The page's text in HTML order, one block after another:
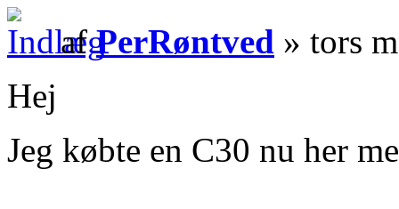
afPerRøntved » tors
Hej
Jeg købte en C30 nu her